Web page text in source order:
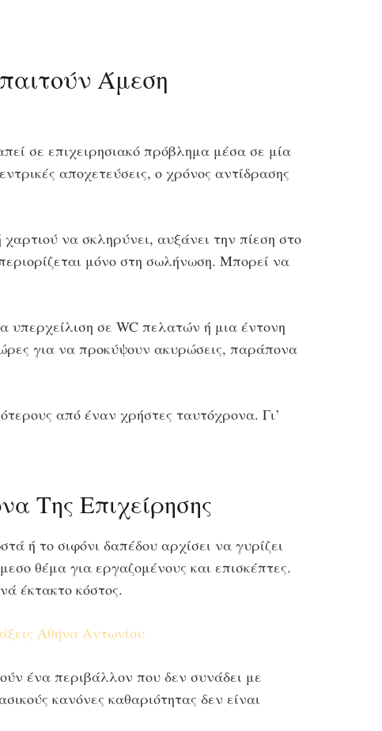
Άμεση
σε επιχειρησιακό πρόβλημα μέσα σε μία
αποχετεύσεις, ο χρόνος αντίδρασης
να σκληρύνει, αυξάνει την πίεση στο
μόνο στη σωλήνωση. Μπορεί να
υπερχείλιση σε WC πελατών ή μια έντονη
για να προκύψουν ακυρώσεις, παράπονα
από έναν χρήστες ταυτόχρονα. Γι’
Της Επιχείρησης
ή το σιφόνι δαπέδου αρχίσει να γυρίζει
θέμα για εργαζομένους και επισκέπτες.
έκτακτο κόστος.
Αθήνα Αντωνίου
ένα περιβάλλον που δεν συνάδει με
κανόνες καθαριότητας δεν είναι